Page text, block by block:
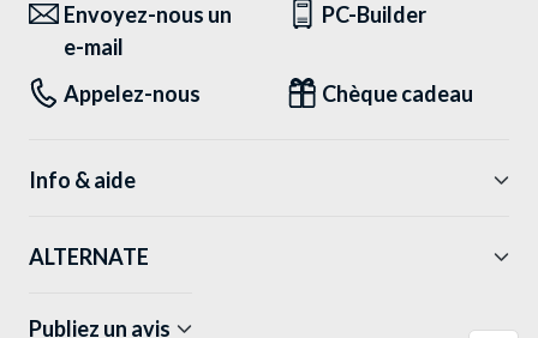
Envoyez-nous un
e-mail
PC-Builder
Appelez-nous Chèque cadeau
Info & aide
ALTERNATE
Publiez un avis